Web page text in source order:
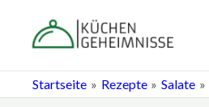
Startseite Rezepte Salate